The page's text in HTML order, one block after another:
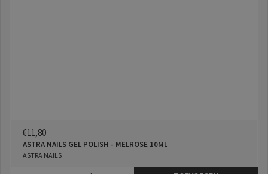
€11,80
ASTRA NAILS GEL POLISH - MELROSE 10ML
ASTRA NAILS